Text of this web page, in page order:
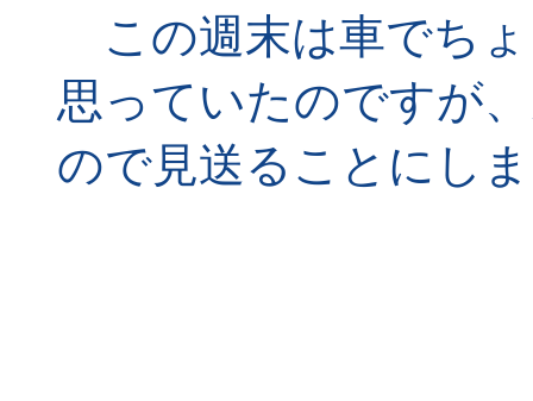
この週末は車でち
思っていたのですが
ので見送ることにし